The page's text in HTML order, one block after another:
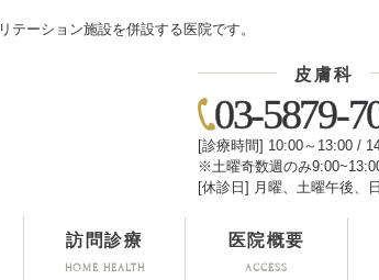
ーション施設を併設する医院です。
皮膚科
03-5879-
[診療時間] 10:00～13:00 /
※土曜奇数週のみ
[休診日] 月曜、土曜午後、
HOME HEALTH
訪問診療
ACCESS
医院概要